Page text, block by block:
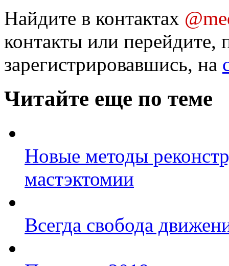
Найдите в контактах
контакты или перейдите,
зарегистрировавшись, на
Читайте еще по теме
Новые методы
мастэктомии
Всегда свобода